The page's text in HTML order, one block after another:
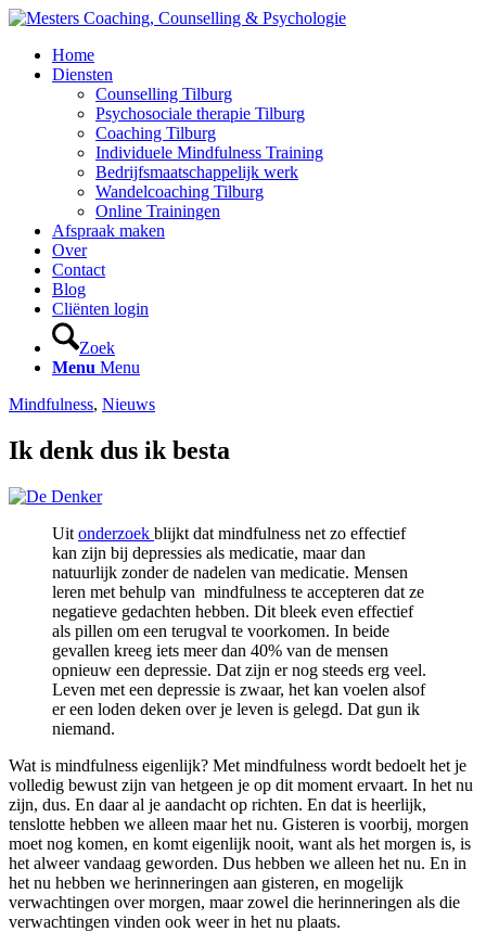
Home
Diensten
Counselling Tilburg
Psychosociale therapie Tilburg
Coaching Tilburg
Individuele Mindfulness Training
Bedrijfsmaatschappelijk werk
Wandelcoaching Tilburg
Online Trainingen
Afspraak maken
Over
Contact
Blog
Cliënten login
Zoek
Menu Menu
Mindfulness, Nieuws
Ik denk dus ik besta
Uit onderzoek blijkt dat mindfulness net zo effectief
kan zijn bij depressies als medicatie, maar dan
natuurlijk zonder de nadelen van medicatie. Mensen
leren met behulp van mindfulness te accepteren dat ze
negatieve gedachten hebben. Dit bleek even effectief
als pillen om een terugval te voorkomen. In beide
gevallen kreeg iets meer dan 40% van de mensen
opnieuw een depressie. Dat zijn er nog steeds erg veel.
Leven met een depressie is zwaar, het kan voelen alsof
er een loden deken over je leven is gelegd. Dat gun ik
niemand.
Wat is mindfulness eigenlijk? Met mindfulness wordt bedoelt het je
volledig bewust zijn van hetgeen je op dit moment ervaart. In het nu
zijn, dus. En daar al je aandacht op richten. En dat is heerlijk,
tenslotte hebben we alleen maar het nu. Gisteren is voorbij, morgen
moet nog komen, en komt eigenlijk nooit, want als het morgen is, is
het alweer vandaag geworden. Dus hebben we alleen het nu. En in
het nu hebben we herinneringen aan gisteren, en mogelijk
verwachtingen over morgen, maar zowel die herinneringen als die
verwachtingen vinden ook weer in het nu plaats.